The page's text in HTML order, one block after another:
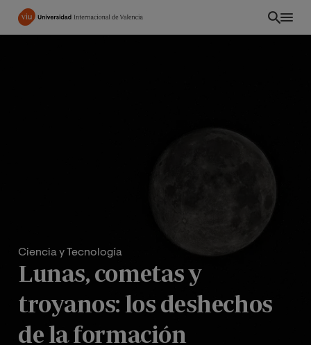
Pasar
Ciencia y Tecnología
Lunas, cometas y
troyanos: los deshechos
de la formación